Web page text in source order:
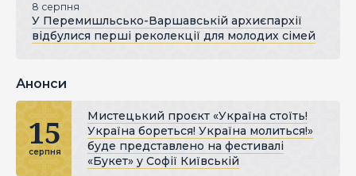
8 серпня
У Перемишльсько-Варшавській архиєпархії
відбулися перші реколекції для молодих сімей
Анонси
15
серпня
Мистецький проєкт «Україна стоїть!
Україна бореться! Україна молиться!»
буде представлено на фестивалі
«Букет» у Софії Київській